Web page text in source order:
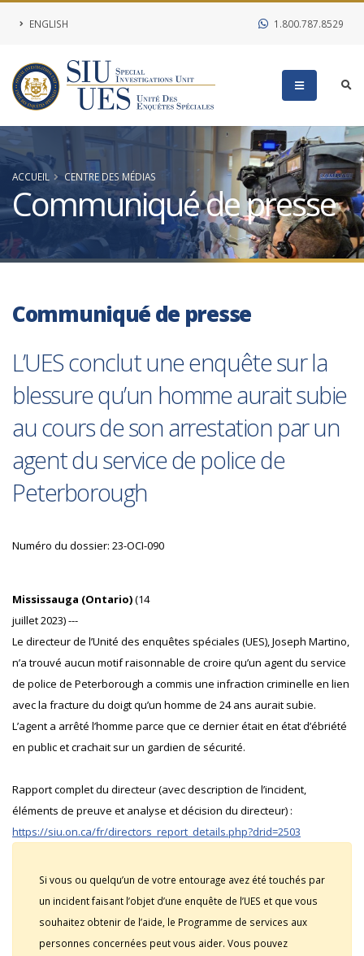
ENGLISH 1.800.787.8529
ACCUEIL CENTRE DES MÉDIAS
Communiqué de presse
Communiqué de presse
L’UES conclut une enquête sur la
blessure qu’un homme aurait subie
au cours de son arrestation par un
agent du service de police de
Peterborough
Numéro du dossier: 23-OCI-090
Mississauga (Ontario)(14
juillet 2023) ---
Le directeur de l’Unité des enquêtes spéciales (UES), Joseph Martino,
n’a trouvé aucun motif raisonnable de croire qu’un agent du service
de police de Peterborough a commis une infraction criminelle en lien
avec la fracture du doigt qu’un homme de 24 ans aurait subie.
L’agent a arrêté l’homme parce que ce dernier était en état d’ébriété
en public et crachait sur un gardien de sécurité.
Rapport complet du directeur (avec description de l’incident,
éléments de preuve et analyse et décision du directeur) :
https://siu.on.ca/fr/directors_report_details.php?drid=2503
Si vous ou quelqu’un de votre entourage avez été touchés par
un incident faisant l’objet d’une enquête de l’UES et que vous
souhaitez obtenir de l’aide, le Programme de services aux
personnes concernées peut vous aider. Vous pouvez